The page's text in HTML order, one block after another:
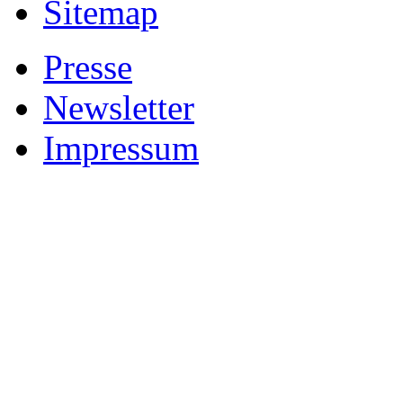
Sitemap
Presse
Newsletter
Impressum